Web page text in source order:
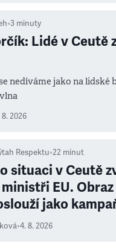
•3 minuty
Lidé v Ceutě
nedíváme jako na lidské
8. 2026
Respektu•22 minut
situaci v Ceutě
EU.
jako
•4. 8. 2026